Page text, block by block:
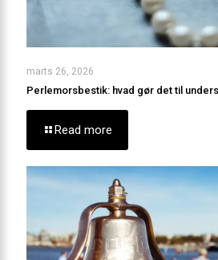
marts 26, 2026
Perlemorsbestik: hvad gør det til
Read more